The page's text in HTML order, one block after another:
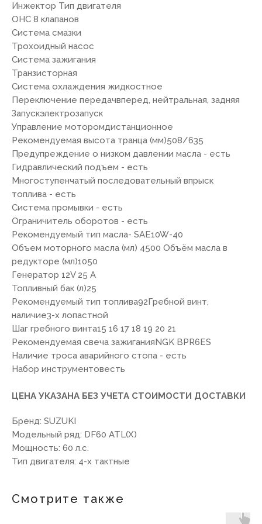
Инжектор Тип двигателя
OHC 8 клапанов
Система смазки
Трохоидный насос
Система зажигания
Транзисторная
Система охлаждения жидкостное
Переключение передачвперед, нейтральная, задняя
Запускэлектрозапуск
Управление моторомдистанционное
Рекомендуемая высота транца (мм)508/635
Предупреждение о низком давлении масла - есть
Гидравлический подъем - есть
Многоступенчатый последовательный впрыск
топлива - есть
Система промывки - есть
Ограничитель оборотов - есть
Рекомендуемый тип масла- SAE10W-40
Объем моторного масла (мл) 4500 Объём масла в
редукторе (мл)1050
Генератор 12V 25 A
Топливный бак (л)25
Рекомендуемый тип топлива92Гребной винт,
наличие3-х лопастной
Шаг гребного винта15 16 17 18 19 20 21
Рекомендуемая свеча зажиганияNGK BPR6ЕS
Наличие троса аварийного стопа - есть
Набор инструментовесть
ЦЕНА УКАЗАНА БЕЗ УЧЕТА СТОИМОСТИ ДОСТАВКИ
Бренд: SUZUKI
Модельный ряд: DF60 ATL(X)
Мощность: 60 л.с.
Тип двигателя: 4-х тактные
Смотрите также
ПОКУПАТЕЛЯМ
О компании Новости
ИНФОРМАЦИЯ
7(8512)20-10-17
Адрес:г. Астрахань, ул.
Адмирала Нахимова 80 "в"